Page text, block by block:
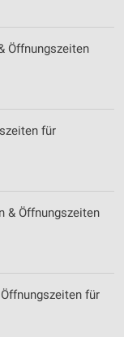
Öffnungszeiten
für
& Öffnungszeiten
für